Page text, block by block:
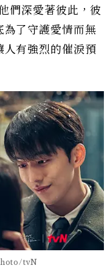
們深愛著彼此，彼
了守護愛情而無
有強烈的催淚預
tvN